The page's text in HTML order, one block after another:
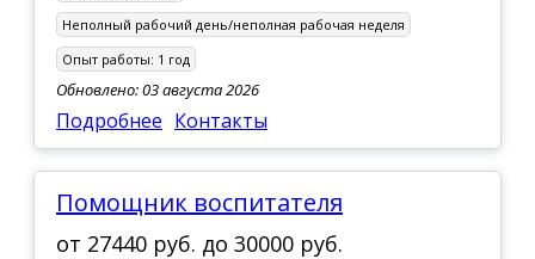
Неполный рабочий день/неполная рабочая неделя
Опыт работы: 1 год
Обновлено: 03 августа 2026
Подробнее Контакты
Помощник воспитателя
от 27440 руб. до 30000 руб.